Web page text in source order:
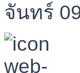
จันทร์